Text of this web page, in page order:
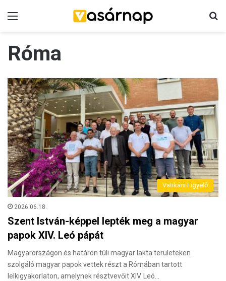
Róma
Vatikáni Figyelő
2026.06.18.
Szent István-képpel lepték meg a magyar
papok XIV. Leó pápát
Magyarországon és határon túli magyar lakta területeken
szolgáló magyar papok vettek részt a Rómában tartott
lelkigyakorlaton, amelynek résztvevőit XIV. Leó…